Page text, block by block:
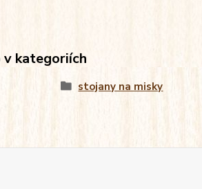
v kategoriích
stojany na misky